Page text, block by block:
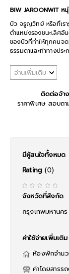
BIW JAROONWIT ห
บิว จรูญวิทย์ หรือที่เรา
ตำแหน่งรองชนะเลิศ
ของบิวที่ทำให้ทุกคนจด
ธรรมดาและท่าทางปร
ประเทศได้เห็น จึงสาม
อ่านเพิ่มเติม
ติดต่อจ้า
ราคาพิเศษ สอบถ
มีผู้สนใจทั้งหมด
Rating (0)
จังหวัดที่สังกัด
กรุงเทพมหานคร
ค่าใช้จ่ายเพิ่มเ
ห้องพักจำน
ค่าโดยสารร